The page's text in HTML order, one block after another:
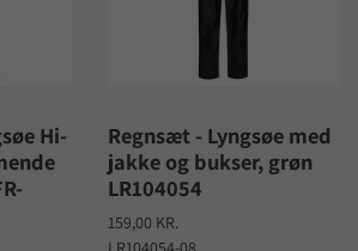
Hi-
Regnsæt - Lyngsøe med
jakke og bukser, grøn
LR104054
159,00 KR.